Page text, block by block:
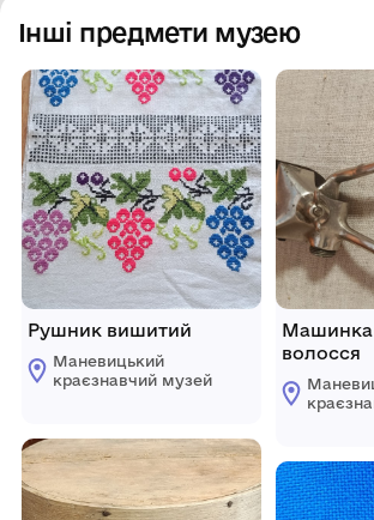
Інші предмети музею
Рушник вишитий
Маневицький
краєзнавчий музей
Машинка
волосся